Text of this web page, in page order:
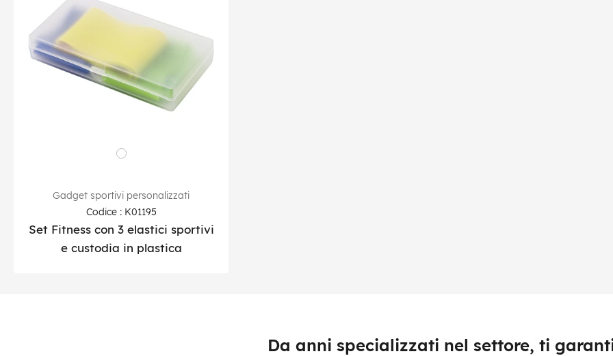
Gadget sportivi personalizzati
Codice : K01195
Set Fitness con 3 elastici sportivi
e custodia in plastica
Da anni specializzati nel settore, ti